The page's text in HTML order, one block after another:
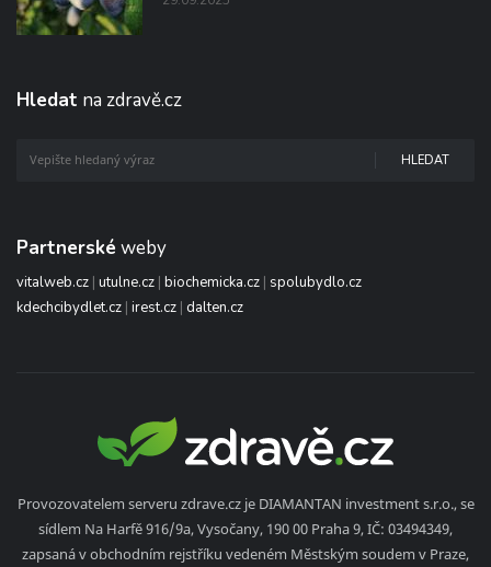
Hledat na zdravě.cz
HLEDAT
Partnerské weby
vitalweb.cz | utulne.cz | biochemicka.cz | spolubydlo.cz
kdechcibydlet.cz | irest.cz | dalten.cz
Provozovatelem serveru zdrave.cz je DIAMANTAN investment s.r.o., se
sídlem Na Harfě 916/9a, Vysočany, 190 00 Praha 9, IČ: 03494349,
zapsaná v obchodním rejstříku vedeném Městským soudem v Praze,